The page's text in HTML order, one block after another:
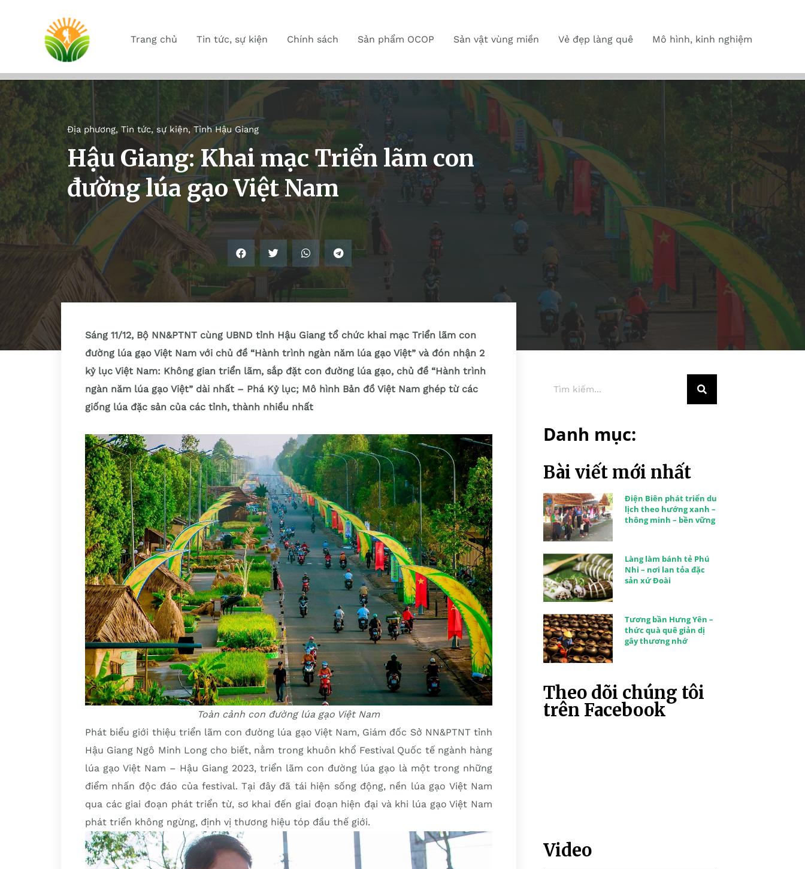
Trang chủ Tin tức, sự kiện Chính sách Sản phẩm OCOP Sản vật vùng miền Vẻ đẹp làng quê Mô hình, kinh nghiệm
Địa phương, Tin tức, sự kiện, Tỉnh Hậu Giang
Hậu Giang: Khai mạc Triển lãm con
đường lúa gạo Việt Nam
Sáng 11/12, Bộ NN&PTNT cùng UBND tỉnh Hậu Giang tổ chức khai mạc Triển lãm con
đường lúa gạo Việt Nam với chủ đề “Hành trình ngàn năm lúa gạo Việt” và đón nhận 2
kỷ lục Việt Nam: Không gian triển lãm, sắp đặt con đường lúa gạo, chủ đề “Hành trình
ngàn năm lúa gạo Việt” dài nhất – Phá Kỷ lục; Mô hình Bản đồ Việt Nam ghép từ các
giống lúa đặc sản của các tỉnh, thành nhiều nhất
Toàn cảnh con đường lúa gạo Việt Nam
Phát biểu giới thiệu triển lãm con đường lúa gạo Việt Nam, Giám đốc Sở NN&PTNT tỉnh
Hậu Giang Ngô Minh Long cho biết, nằm trong khuôn khổ Festival Quốc tế ngành hàng
lúa gạo Việt Nam – Hậu Giang 2023, triển lãm con đường lúa gạo là một trong những
điểm nhấn độc đáo của festival. Tại đây đã tái hiện sống động, nền lúa gạo Việt Nam
qua các giai đoạn phát triển từ, sơ khai đến giai đoạn hiện đại và khi lúa gạo Việt Nam
phát triển không ngừng, định vị thương hiệu tóp đầu thế giới.
Danh mục:
Bài viết mới nhất
Điện Biên phát triển du
lịch theo hướng xanh –
thông minh – bền vững
Làng làm bánh tẻ Phú
Nhi – nơi lan tỏa đặc
sản xứ Đoài
Tương bần Hưng Yên –
thức quà quê giản dị
gây thương nhớ
Theo dõi chúng tôi
trên Facebook
Video